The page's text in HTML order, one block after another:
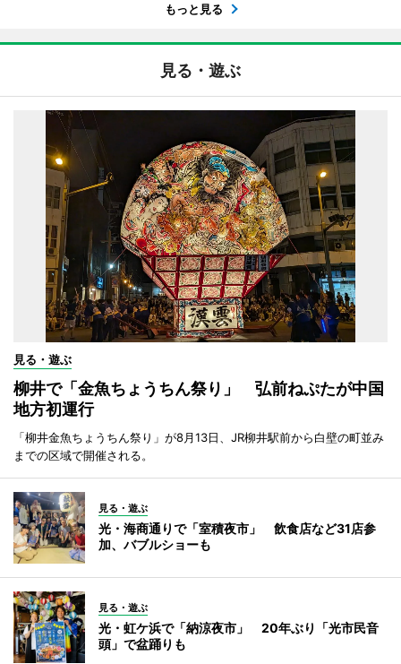
もっと見る
見る・遊ぶ
見る・遊ぶ
柳井で「金魚ちょうちん祭り」 弘前ねぷたが中国
地方初運行
「柳井金魚ちょうちん祭り」が8月13日、JR柳井駅前から白壁の町並み
までの区域で開催される。
見る・遊ぶ
光・海商通りで「室積夜市」 飲食店など31店参
加、バブルショーも
見る・遊ぶ
光・虹ケ浜で「納涼夜市」 20年ぶり「光市民音
頭」で盆踊りも